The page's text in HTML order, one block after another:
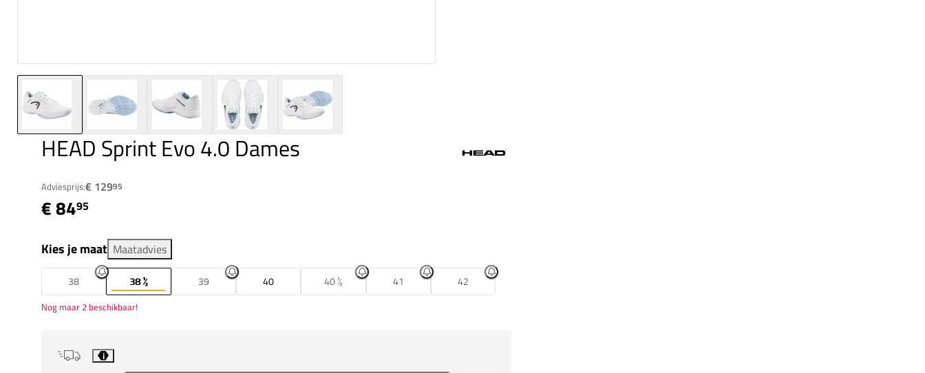
HEAD Sprint Evo 4.0 Dames
Adviesprijs:€ 12995
€ 8495
Kies je maat Maatadvies
38 38 ½ 39 40 40 ½ 41 42
Nog maar 2 beschikbaar!
i